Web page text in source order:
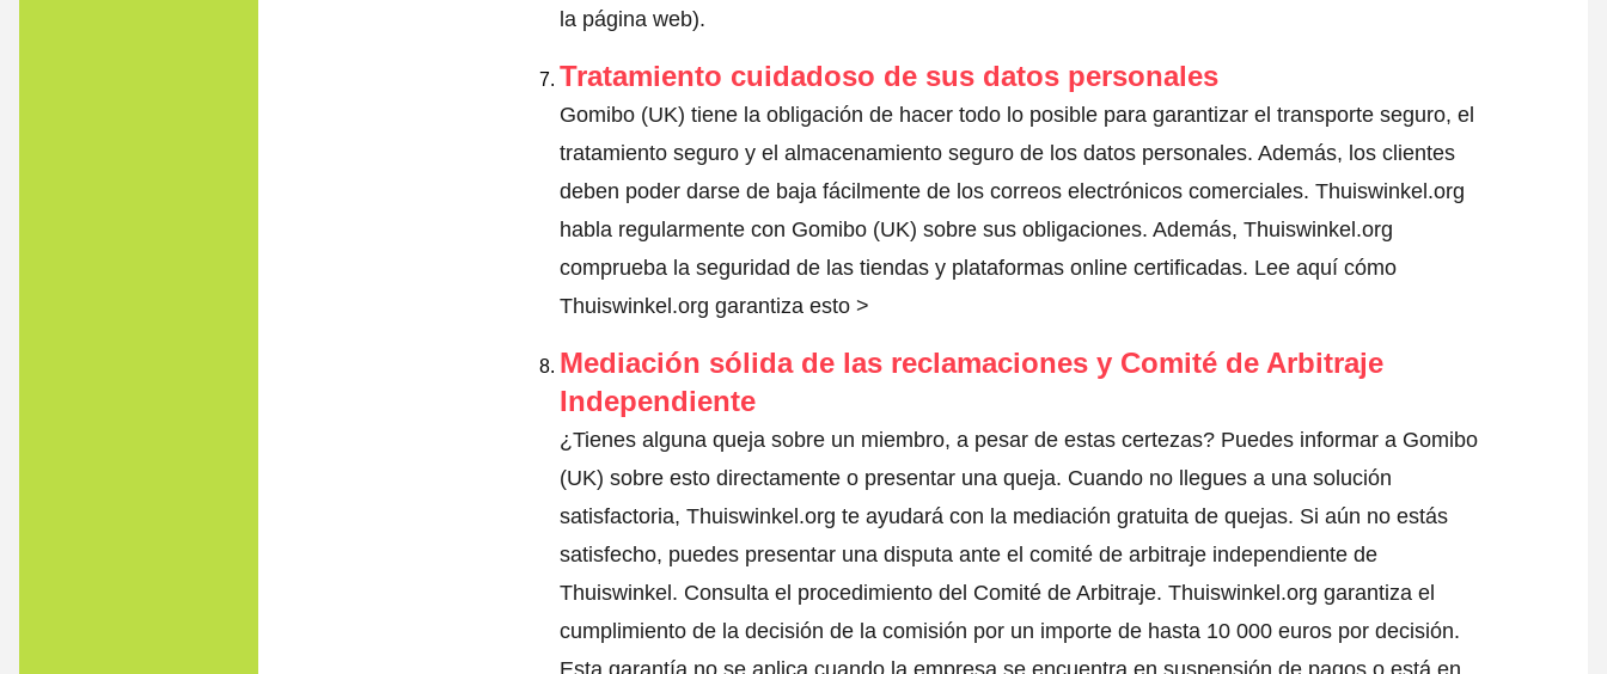
la página web).
Tratamiento cuidadoso de sus datos personales
Gomibo (UK) tiene la obligación de hacer todo lo posible para garantizar el transporte seguro, el
tratamiento seguro y el almacenamiento seguro de los datos personales. Además, los clientes
deben poder darse de baja fácilmente de los correos electrónicos comerciales. Thuiswinkel.org
habla regularmente con Gomibo (UK) sobre sus obligaciones. Además, Thuiswinkel.org
comprueba la seguridad de las tiendas y plataformas online certificadas. Lee aquí cómo
Thuiswinkel.org garantiza esto >
Mediación sólida de las reclamaciones y Comité de Arbitraje
Independiente
¿Tienes alguna queja sobre un miembro, a pesar de estas certezas? Puedes informar a Gomibo
(UK) sobre esto directamente o presentar una queja. Cuando no llegues a una solución
satisfactoria, Thuiswinkel.org te ayudará con la mediación gratuita de quejas. Si aún no estás
satisfecho, puedes presentar una disputa ante el comité de arbitraje independiente de
Thuiswinkel. Consulta el procedimiento del Comité de Arbitraje. Thuiswinkel.org garantiza el
cumplimiento de la decisión de la comisión por un importe de hasta 10 000 euros por decisión.
Esta garantía no se aplica cuando la empresa se encuentra en suspensión de pagos o está en